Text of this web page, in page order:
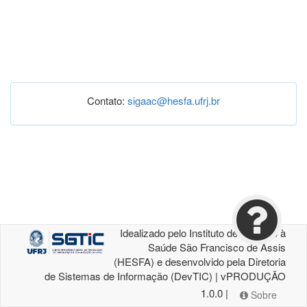
Contato: sigaac@hesfa.ufrj.br
Idealizado pelo Instituto de Atenção à
Saúde São Francisco de Assis
(HESFA) e desenvolvido pela Diretoria
de Sistemas de Informação (DevTIC) | vPRODUÇÃO
1.0.0 |
Sobre